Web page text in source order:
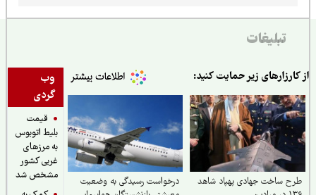
تبلیغات
وب
گردی
قیمت
بلیط اتوبوس
به مرزهای
غربی کشور
مشخص شد
زیر حمایت کنید:
ساخت جهادی پهپاد شاهد
درخواست رسیدگی به وضعیت